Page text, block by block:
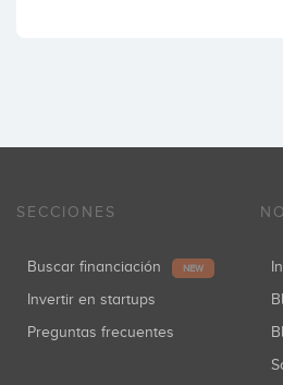
SECCIONES
Buscar financiación NEW
Invertir en startups
Preguntas frecuentes